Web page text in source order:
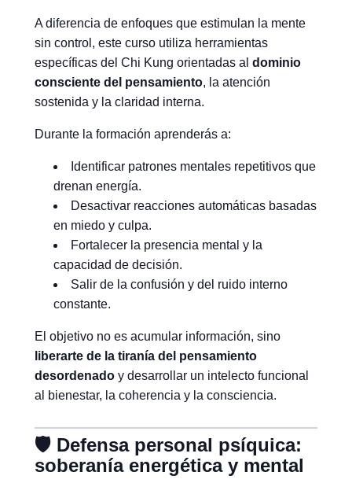
A diferencia de enfoques que estimulan la mente
sin control, este curso utiliza herramientas
específicas del Chi Kung orientadas al dominio
consciente del pensamiento, la atención
sostenida y la claridad interna.
Durante la formación aprenderás a:
Identificar patrones mentales repetitivos que
drenan energía.
Desactivar reacciones automáticas basadas
en miedo y culpa.
Fortalecer la presencia mental y la
capacidad de decisión.
Salir de la confusión y del ruido interno
constante.
El objetivo no es acumular información, sino
liberarte de la tiranía del pensamiento
desordenado y desarrollar un intelecto funcional
al bienestar, la coherencia y la consciencia.
🛡️ Defensa personal psíquica:
soberanía energética y mental